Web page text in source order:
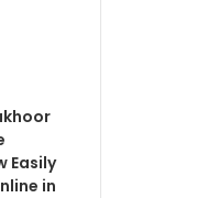
Easily
in